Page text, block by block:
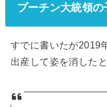
プーチン大統領の
すでに書いたが2019
出産して姿を消した